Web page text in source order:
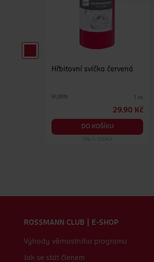
Hřbitovní svíčka červená
RUBIN 1 ks
29.90 Kč
DO KOŠÍKU
Obj. č.: 212243
ROSSMANN CLUB | E-SHOP
Výhody věrnostního programu
Jak se stát členem